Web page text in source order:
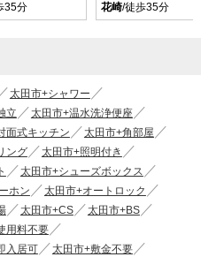
35分
花崎/徒歩35分
太田市+シャワー
立
太田市+温水洗浄便座
面式キッチン
太田市+角部屋
ング
太田市+照明付き
太田市+シューズボックス
ホン
太田市+オートロック
太田市+CS
太田市+BS
用料不要
入居可
太田市+敷金不要